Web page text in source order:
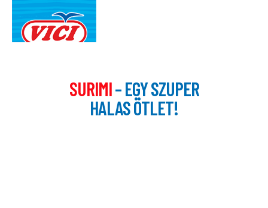
SURIMI– EGY SZUPER
HALAS ÖTLET!